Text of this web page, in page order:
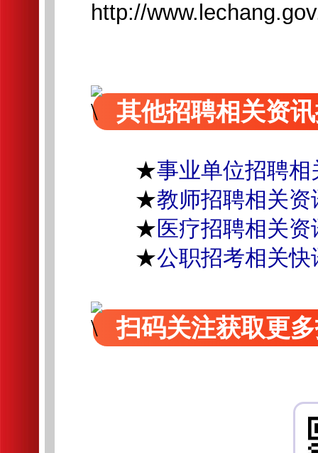
http://
其他招聘相关资
★事业单位招聘相
★教师招聘相关资
★医疗招聘相关资
★公职招考相关快
扫码关注获取更